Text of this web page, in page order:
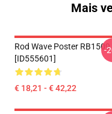
Mais
Rod Wave Poster RB1509
[ID555601]
€ 18,21 - € 42,22
-